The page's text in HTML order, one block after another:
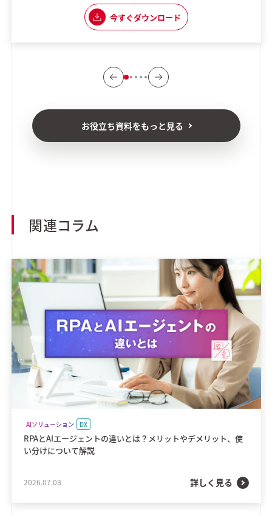
した内容 ・実際に現場で使える応用力を養える 「組織として生成AI
の普及に課題を感じている」 「生成AIを使いこなしたいけれど、何
今すぐダウンロード
お役立ち資料をもっと見る
関連コラム
AIソリューション DX
RPAとAIエージェントの違いとは？メリットやデメリット、使
い分けについて解説
2026.07.03 詳しく見る